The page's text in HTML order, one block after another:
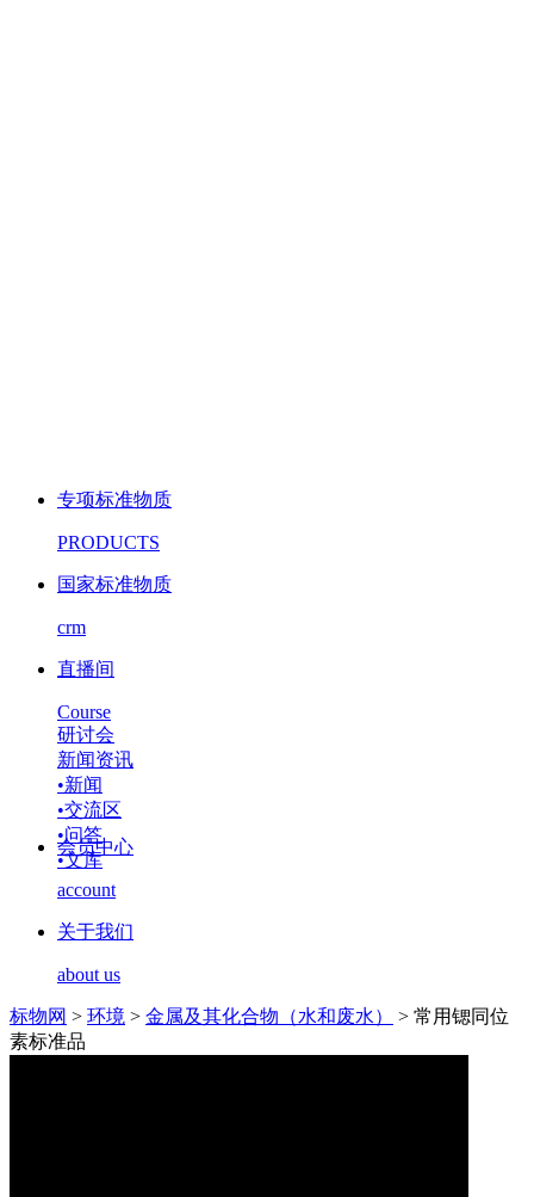
专项标准物质
PRODUCTS
国家标准物质
crm
直播间
Course
研讨会
新闻资讯
•新闻
•交流区
•问答
•文库
会员中心
account
关于我们
about us
标物网 > 环境 > 金属及其化合物（水和废水） > 常用锶同位
素标准品